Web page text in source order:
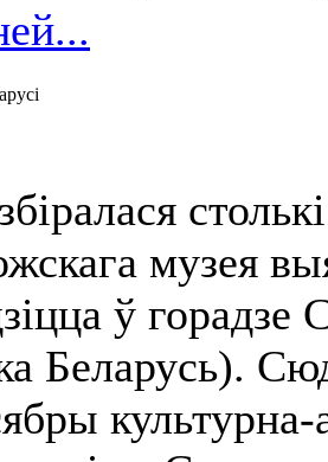
музея
ў
Беларусь).
культурна-